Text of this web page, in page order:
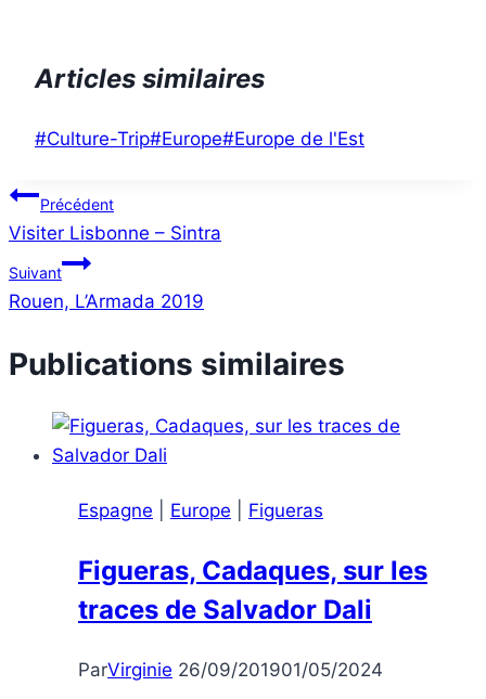
Articles similaires
Étiquettes
la
publication :
#Culture-Trip#Europe#Europe de l'Est
Navigation
de
l’article
Précédent
Visiter Lisbonne – Sintra
Suivant
Rouen, L’Armada 2019
Publications similaires
Espagne Europe Figueras
Figueras, Cadaques, sur les
traces de Salvador Dali
ParVirginie 26/09/201901/05/2024